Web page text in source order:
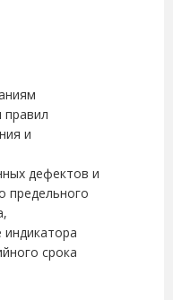
правил
и
дефектов и
предельного
срока